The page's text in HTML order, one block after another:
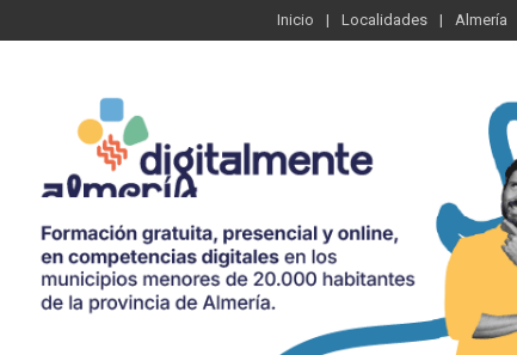
Inicio Localidades Almería